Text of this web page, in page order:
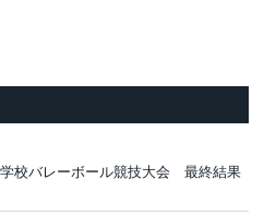
校バレーボール競技大会 最終結果